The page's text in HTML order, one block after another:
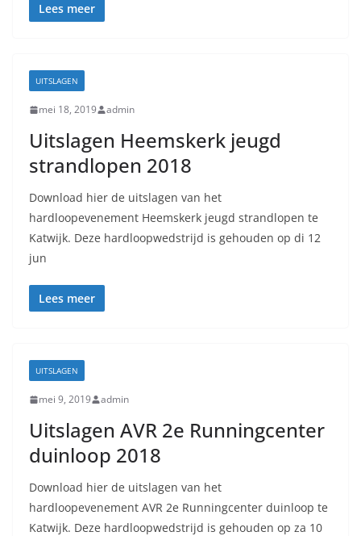
Lees meer
UITSLAGEN
mei 18, 2019 admin
Uitslagen Heemskerk jeugd
strandlopen 2018
Download hier de uitslagen van het
hardloopevenement Heemskerk jeugd strandlopen te
Katwijk. Deze hardloopwedstrijd is gehouden op di 12
jun
Lees meer
UITSLAGEN
mei 9, 2019 admin
Uitslagen AVR 2e Runningcenter
duinloop 2018
Download hier de uitslagen van het
hardloopevenement AVR 2e Runningcenter duinloop te
Katwijk. Deze hardloopwedstrijd is gehouden op za 10